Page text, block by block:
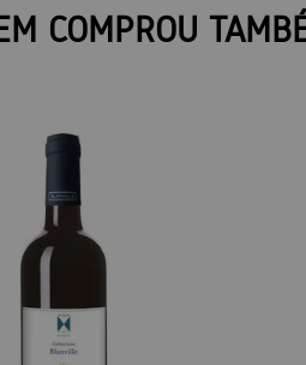
COMPROU